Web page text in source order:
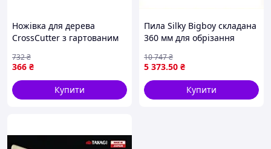
Ножівка для дерева
CrossCutter з гартованим
розпилювання 400 мм 4TPI
ТМ Kubis
366 ₴
732₴
Купити
Пила Silky Bigboy складана
360 мм для обрізання
зубцями й алюмінієвою
ручкою
5 373.50 ₴
10 747₴
Купити